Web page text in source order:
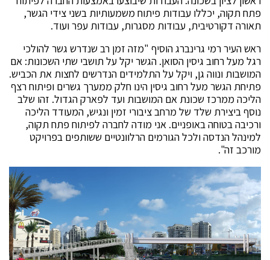
פתח תקוה, יכללו עבודות פיתוח משמעותיות בשני צידי הגשר,
תאורה דקורטיבית, עבודות מסגרות, עבודות עפר ועוד.
ראש העיר רמי גרינברג הוסיף "מזה זמן רב שנדרש גשר להולכי
רגל מעל רחוב גיסין הסואן. הגשר יקל על תושבי שתי השכונות: אם
המושבות ונווה גן, ויקל על התלמידים הנדרשים לחצות את הכביש.
פתיחת הגשר מעל רחוב גיסין הינו חלק ממערך גשרים ופיתוח רצף
הליכה ממרכז שכונת אם המושבות ועד לפארק הגדול. זהו שלב
נוסף ביצירת שלד של מרחב ציבורי זמין ונגיש, המעודד הליכה
ורכיבה בטוחה באופניים. אני מודה לחברה לפיתוח פתח תקוה,
למינהל הנדסה ולכל הגורמים הרלוונטיים ששותפים בפרויקט
מורכב זה".